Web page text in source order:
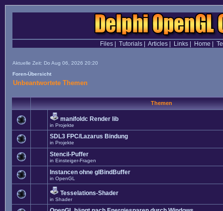
Files| Tutorials| Articles| Links| Home
Aktuelle Zeit: Do Aug 06, 2026 20:20
Foren-Übersicht
Unbeantwortete Themen
Themen
manifoldc Render lib
in Projekte
SDL3 FPC/Lazarus Bindung
in Projekte
Stencil-Puffer
in Einsteiger-Fragen
Instancen ohne glBindBuffer
in OpenGL
Tesselations-Shader
in Shader